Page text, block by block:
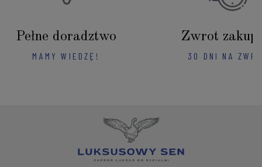
Pełne doradztwo
MAMY WIEDZĘ!
Zwrot
30 DNI NA